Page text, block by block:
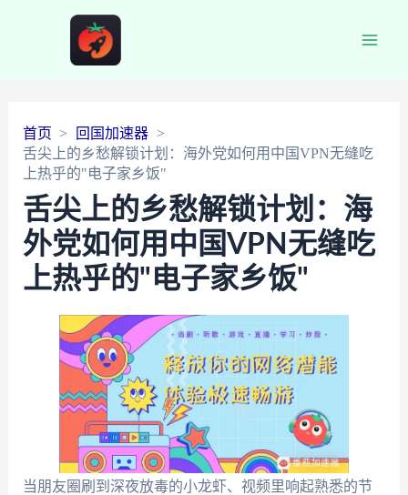
首页
回国加速器
舌尖上的乡愁解锁计划：海外党如何用中国VPN无缝吃
上热乎的"电子家乡饭"
舌尖上的乡愁解锁计划：海
外党如何用中国VPN无缝吃
上热乎的"电子家乡饭"
当朋友圈刷到深夜放毒的小龙虾、视频里响起熟悉的节